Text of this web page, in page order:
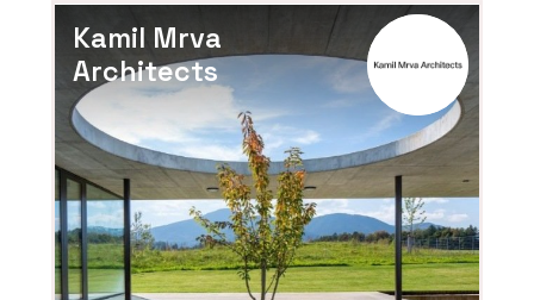
Kamil Mrva
Architects